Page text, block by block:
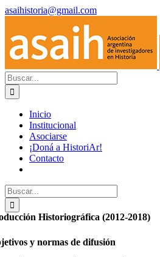
Skip
asaihistoria@gmail.com
Search
for:
Inicio
Institucional
Asociarse
¡Doná a HistoriAr!
Contacto
Search
for:
Historiográfica (2012-2018)
y normas de difusión